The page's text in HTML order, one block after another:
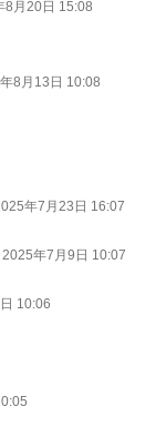
8月20日 15:08
8月13日 10:08
年7月23日 16:07
2025年7月9日 10:07
10:06